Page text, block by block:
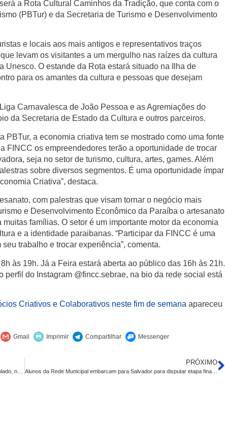
a Rota Cultural Caminhos da Tradição, que conta com o
(PBTur) e da Secretaria de Turismo e Desenvolvimento
e locais aos mais antigos e representativos traços
levam os visitantes a um mergulho nas raízes da cultura
O estande da Rota estará situado na Ilha de
para os amantes da cultura e pessoas que desejam
Carnavalesca de João Pessoa e as Agremiações do
da Secretaria de Estado da Cultura e outros parceiros.
PBTur, a economia criativa tem se mostrado como uma fonte
FINCC os empreendedores terão a oportunidade de trocar
seja no setor de turismo, cultura, artes, games. Além
sobre diversos segmentos. É uma oportunidade ímpar
Criativa”, destaca.
com palestras que visam tornar o negócio mais
e Desenvolvimento Econômico da Paraíba o artesanato
famílias. O setor é um importante motor da economia
e a identidade paraibanas. “Participar da FINCC é uma
trabalho e trocar experiência”, comenta.
às 19h. Já a Feira estará aberta ao público das 16h às 21h.
do Instagram @fincc.sebrae, na bio da rede social está
Criativos e Colaborativos neste fim de semana apareceu
PRÓXIMO
Alunos da Rede Municipal embarcam para Salvador para disputar etapa final da OBR